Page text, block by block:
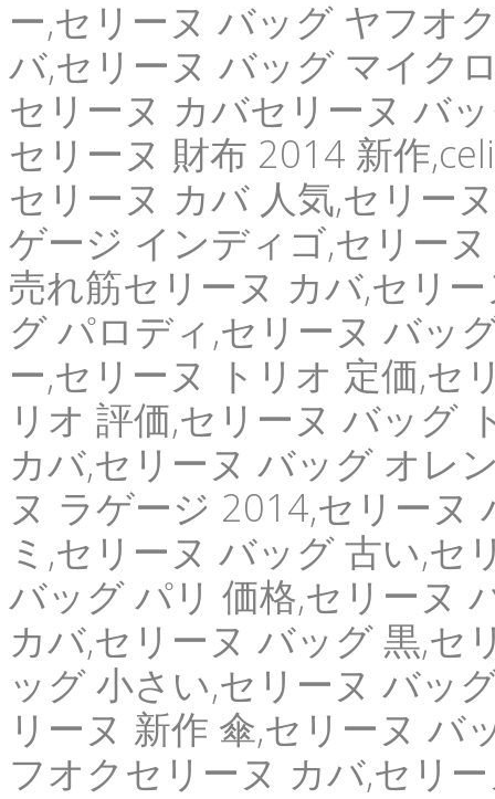
ー,セリーヌ バッグ ヤフオ
バ,セリーヌ バッグ マイク
セリーヌ カバセリーヌ バ
セリーヌ 財布 2014 新作
セリーヌ カバ 人気,セリー
ゲージ インディゴ,セリー
売れ筋セリーヌ カバ,セリ
グ パロディ,セリーヌ バッ
ー,セリーヌ トリオ 定価,セ
リオ 評価,セリーヌ バッグ
カバ,セリーヌ バッグ オレ
ヌ ラゲージ 2014,セリーヌ
ミ,セリーヌ バッグ 古い,セ
バッグ パリ 価格,セリーヌ
カバ,セリーヌ バッグ 黒,セ
ッグ 小さい,セリーヌ バッ
リーヌ 新作 傘,セリーヌ
フオクセリーヌ カバ,セリ